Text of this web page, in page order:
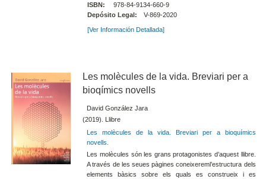
ISBN:
978-84-9134-660-9
Depósito Legal:
V-869-2020
[Ver Información Detallada]
Les molècules de la vida. Breviari per a
bioqímics novells
David González Jara
(2019). Llibre
Les molècules de la vida. Breviari per a bioquímics
novells.
Les molècules són les grans protagonistes d’aquest llibre.
A través de les seues pàgines coneixereml’estructura dels
elements bàsics sobre els quals es construeix i es